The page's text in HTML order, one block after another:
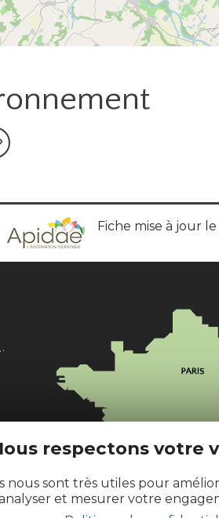
respectons votre
nous sont très utiles pour
et mesurer votre
Fiche mise à jour